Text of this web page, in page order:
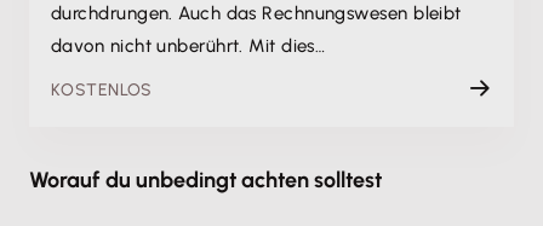
durchdrungen. Auch das Rechnungswesen bleibt
davon nicht unberührt. Mit dies…
KOSTENLOS
Worauf du unbedingt achten solltest